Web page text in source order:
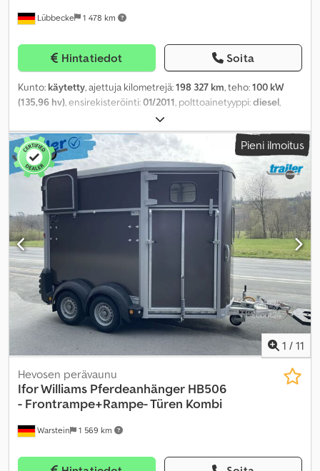
Lübbecke 1 478 km
Hintatiedot Soita
Kunto: käytetty, ajettuja kilometrejä:198 327 km, teho:100 kW
(135,96 hv), ensirekisteröinti:01/2011, polttoainetyyppi:diesel,
valkoinen, vaihteistotyyppi:
päästöluokka:Euro 4, istuimien määrä:3, kokonaisleveys:2 550
mm, kokonaiskorkeus: 2 730 mm, Valmistusvuosi: 2011, Varusteet:
ABS, EBS (Elektroninen jarrujärjestelmä), ilmastointi,
keskuslukitus, perävaunukytkin, tehostettu ohjaus
, - Ilmastointi
Codpjxt Sw Sjfx Akwjrf
Pieni ilmoitus
1 / 11
Warstein 1 569 km
Hevosen perävaunu
Ifor Williams Pferdeanhänger HB506
- Frontrampe+Rampe- Türen Kombi